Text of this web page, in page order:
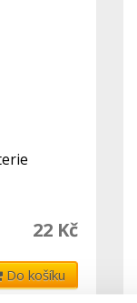
22 Kč
Do košíku